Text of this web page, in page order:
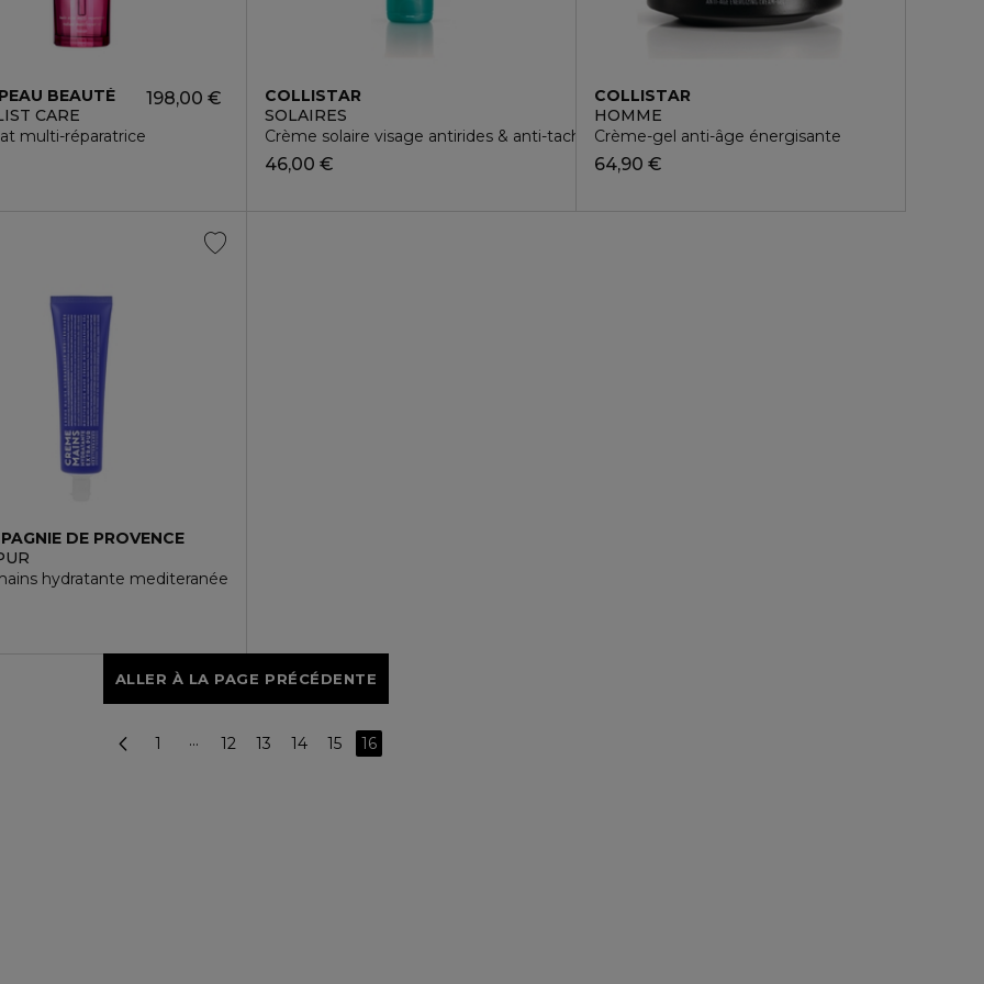
BEAUTÉ
CARE
multi-réparatrice
198,00 €
COLLISTAR
SOLAIRES
Crème solaire visage antirides & anti-taches protection active SPF50+
46,00 €
COLLISTAR
HOMME
Crème-gel anti-âge énergisante
64,90 €
DE PROVENCE
hydratante mediteranée
ALLER À LA PAGE PRÉCÉDENTE
1 ··· 12 13 14 15 16